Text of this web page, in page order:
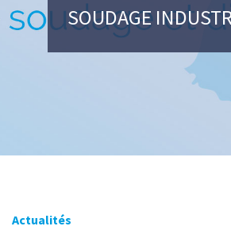
SOUDAGE
Actualités